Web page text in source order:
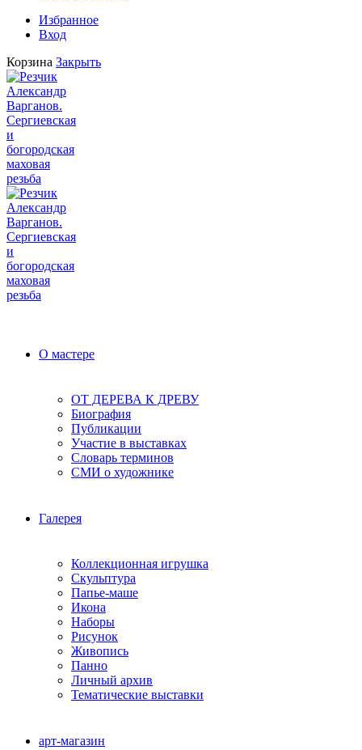
Избранное
Вход
Корзина Закрыть
О мастере
ОТ ДЕРЕВА К ДРЕВУ
Биография
Публикации
Участие в выставках
Словарь терминов
СМИ о художнике
Галерея
Коллекционная игрушка
Скульптура
Папье-маше
Икона
Наборы
Рисунок
Живопись
Панно
Личный архив
Тематические выставки
арт-магазин